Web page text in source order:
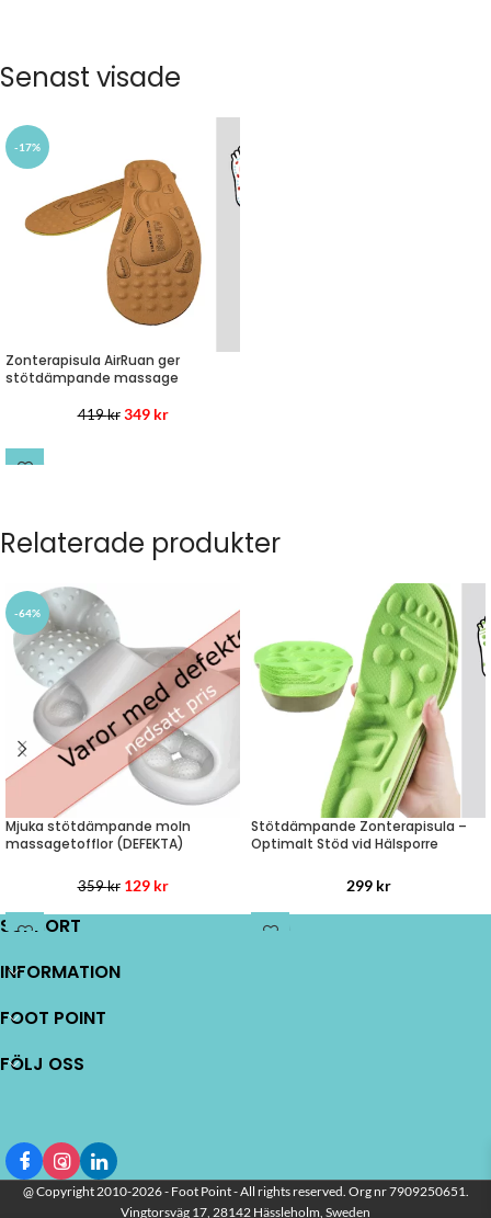
Senast visade
-17%
Zonterapisula AirRuan ger
stötdämpande massage
419kr 349 kr
Relaterade produkter
-64%
Mjuka stötdämpande moln
massagetofflor (DEFEKTA)
359kr 129 kr
LÄS MER
Stötdämpande Zonterapisula –
Optimalt Stöd vid Hälsporre
299 kr
SUPPORT
INFORMATION
FOOT POINT
FÖLJ OSS
@ Copyright 2010-2026 - Foot Point - All rights reserved. Org nr 7909250651.
Vingtorsväg 17, 28142 Hässleholm, Sweden